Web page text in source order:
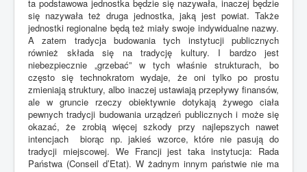
ta podstawowa jednostka będzie się nazywała, inaczej będzie
się nazywała też druga jednostka, jaką jest powiat. Także
jednostki regionalne będą też miały swoje indywidualne nazwy.
A zatem tradycja budowania tych instytucji publicznych
również składa się na tradycję kultury. I bardzo jest
niebezpiecznie „grzebać” w tych właśnie strukturach, bo
często się technokratom wydaje, że oni tylko po prostu
zmieniają struktury, albo inaczej ustawiają przepływy finansów,
ale w gruncie rzeczy obiektywnie dotykają żywego ciała
pewnych tradycji budowania urządzeń publicznych i może się
okazać, że zrobią więcej szkody przy najlepszych nawet
intencjach biorąc np. jakieś wzorce, które nie pasują do
tradycji miejscowej. We Francji jest taka instytucja: Rada
Państwa (Conseil d’Etat). W żadnym innym państwie nie ma